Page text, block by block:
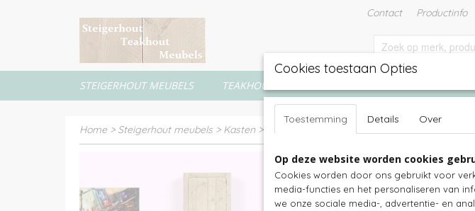
Contact Productinfo
STEIGERHOUT MEUBELS TEAKHOUT MEUBELEN
Home> Steigerhout meubels > Kasten>
Steigerhout
€ 699,00 (inclusief
Cookies toestaan Opties
Toestemming Details Over
Op deze website worden cookies
Cookies worden door ons gebruikt voor
media-functies en het personaliseren van
we onze sociale media-, advertentie- en